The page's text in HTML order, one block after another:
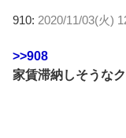
910: 2020/11/03(火)
>>908
家賃滞納しそうな